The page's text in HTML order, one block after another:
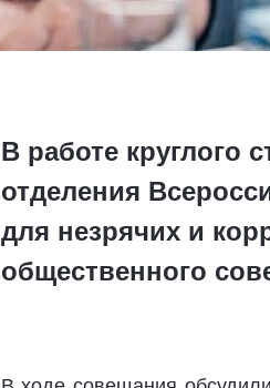
В работе круглого
отделения
для незрячих и
общественного